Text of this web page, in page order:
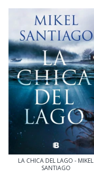
LA CHICA DEL LAGO - MIKEL
SANTIAGO